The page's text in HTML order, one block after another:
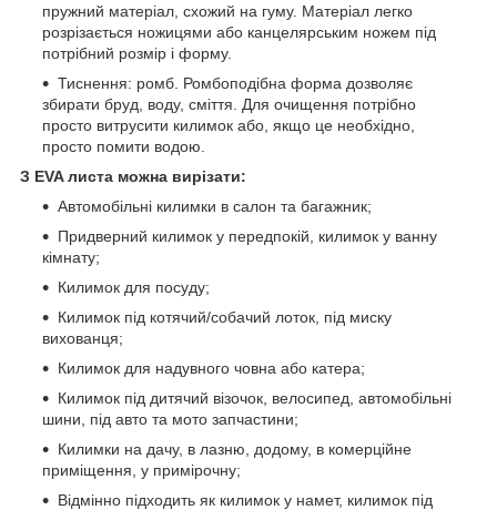
пружний матеріал, схожий на гуму. Матеріал легко
розрізається ножицями або канцелярським ножем під
потрібний розмір і форму.
Тиснення: ромб. Ромбоподібна форма дозволяє
збирати бруд, воду, сміття. Для очищення потрібно
просто витрусити килимок або, якщо це необхідно,
просто помити водою.
З EVA листа можна вирізати:
Автомобільні килимки в салон та багажник;
Придверний килимок у передпокій, килимок у ванну
кімнату;
Килимок для посуду;
Килимок під котячий/собачий лоток, під миску
вихованця;
Килимок для надувного човна або катера;
Килимок під дитячий візочок, велосипед, автомобільні
шини, під авто та мото запчастини;
Килимки на дачу, в лазню, додому, в комерційне
приміщення, у примірочну;
Відмінно підходить як килимок у намет, килимок під